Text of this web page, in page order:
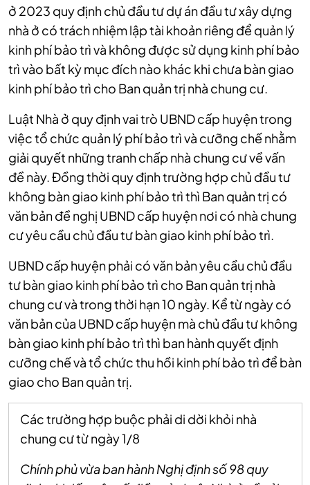
ở 2023 quy định chủ đầu tư dự án đầu tư xây dựng
nhà ở có trách nhiệm lập tài khoản riêng để quản lý
kinh phí bảo trì và không được sử dụng kinh phí bảo
trì vào bất kỳ mục đích nào khác khi chưa bàn giao
kinh phí bảo trì cho Ban quản trị nhà chung cư.
Luật Nhà ở quy định vai trò UBND cấp huyện trong
việc tổ chức quản lý phí bảo trì và cưỡng chế nhằm
giải quyết những tranh chấp nhà chung cư về vấn
đề này. Đồng thời quy định trường hợp chủ đầu tư
không bàn giao kinh phí bảo trì thì Ban quản trị có
văn bản đề nghị UBND cấp huyện nơi có nhà chung
cư yêu cầu chủ đầu tư bàn giao kinh phí bảo trì.
UBND cấp huyện phải có văn bản yêu cầu chủ đầu
tư bàn giao kinh phí bảo trì cho Ban quản trị nhà
chung cư và trong thời hạn 10 ngày. Kể từ ngày có
văn bản của UBND cấp huyện mà chủ đầu tư không
bàn giao kinh phí bảo trì thì ban hành quyết định
cưỡng chế và tổ chức thu hồi kinh phí bảo trì để bàn
giao cho Ban quản trị.
Các trường hợp buộc phải di dời khỏi nhà
chung cư từ ngày 1/8
Chính phủ vừa ban hành Nghị định số 98 quy